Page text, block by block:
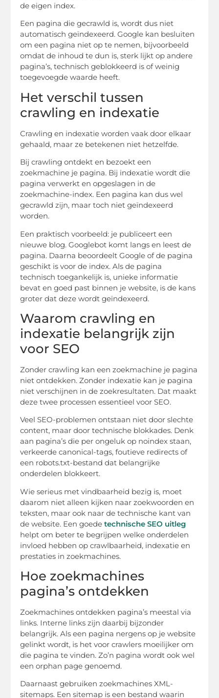
de eigen index.
Een pagina die gecrawld is, wordt dus niet
automatisch geïndexeerd. Google kan besluiten
om een pagina niet op te nemen, bijvoorbeeld
omdat de inhoud te dun is, sterk lijkt op andere
pagina’s, technisch geblokkeerd is of weinig
toegevoegde waarde heeft.
Het verschil tussen
crawling en indexatie
Crawling en indexatie worden vaak door elkaar
gehaald, maar ze betekenen niet hetzelfde.
Bij crawling ontdekt en bezoekt een
zoekmachine je pagina. Bij indexatie wordt die
pagina verwerkt en opgeslagen in de
zoekmachine-index. Een pagina kan dus wel
gecrawld zijn, maar toch niet geïndexeerd
worden.
Een praktisch voorbeeld: je publiceert een
nieuwe blog. Googlebot komt langs en leest de
pagina. Daarna beoordeelt Google of de pagina
geschikt is voor de index. Als de pagina
technisch toegankelijk is, unieke informatie
bevat en goed past binnen je website, is de kans
groter dat deze wordt geïndexeerd.
Waarom crawling en
indexatie belangrijk zijn
voor SEO
Zonder crawling kan een zoekmachine je pagina
niet ontdekken. Zonder indexatie kan je pagina
niet verschijnen in de zoekresultaten. Dat maakt
deze twee processen essentieel voor SEO.
Veel SEO-problemen ontstaan niet door slechte
content, maar door technische blokkades. Denk
aan pagina’s die per ongeluk op noindex staan,
verkeerde canonical-tags, foutieve redirects of
een robots.txt-bestand dat belangrijke
onderdelen blokkeert.
Wie serieus met vindbaarheid bezig is, moet
daarom niet alleen kijken naar zoekwoorden en
teksten, maar ook naar de technische kant van
de website. Een goedetechnische SEO uitleg
helpt om beter te begrijpen welke onderdelen
invloed hebben op crawlbaarheid, indexatie en
prestaties in zoekmachines.
Hoe zoekmachines
pagina’s ontdekken
Zoekmachines ontdekken pagina’s meestal via
links. Interne links zijn daarbij bijzonder
belangrijk. Als een pagina nergens op je website
gelinkt wordt, is het voor crawlers moeilijker om
die pagina te vinden. Zo’n pagina wordt ook wel
een orphan page genoemd.
Daarnaast gebruiken zoekmachines XML-
sitemaps. Een sitemap is een bestand waarin